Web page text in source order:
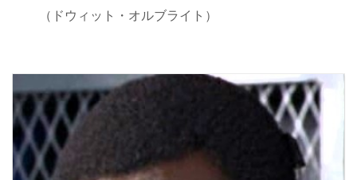
（ドウィット・オルブライト）